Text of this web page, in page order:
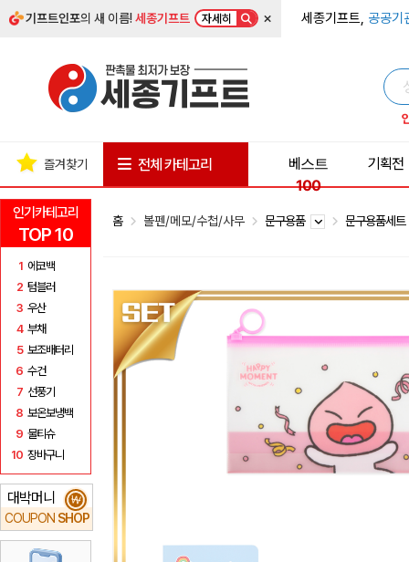
기프트인포의 새 이름!세종기프트 자세히 × 세종기프트, 공공기
인기카테고리
TOP 10
1 에코백
2 텀블러
3 우산
4 부채
5 보조배터리
6 수건
7 선풍기
8 보온보냉백
9 물티슈
10 장바구니
대박머니
COUPON SHOP
₩
즐겨찾기 전체 카테고리
베스트
100
기획전
홈 볼펜/메모/수첩/사무 문구용품 문구용품세